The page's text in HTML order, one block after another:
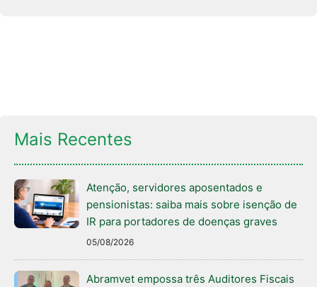
Mais Recentes
Atenção, servidores aposentados e
pensionistas: saiba mais sobre isenção de
IR para portadores de doenças graves
05/08/2026
Abramvet empossa três Auditores Fiscais